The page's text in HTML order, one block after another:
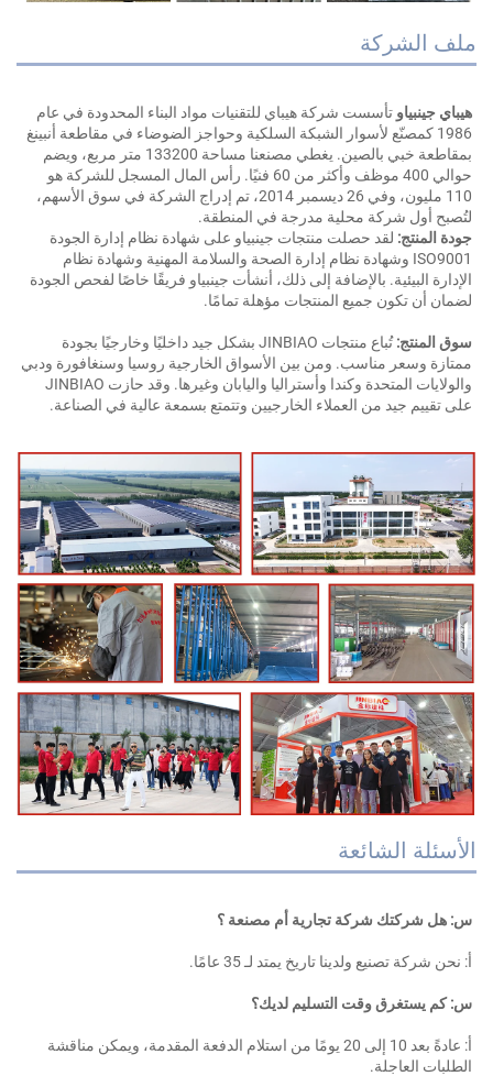
الشركة
جينبياو
1986 كمصنّع لأسوار الشبكة السلكية وحواجز الضوضاء في مقاطعة أنبينغ
بمقاطعة خبي بالصين. يغطي مصنعنا مساحة 133200 متر مربع، ويضم
حوالي 400 موظف وأكثر من 60 فنيًا. رأس المال المسجل للشركة هو
110 مليون، وفي 26 ديسمبر 2014، تم إدراج الشركة في سوق الأسهم،
أول شركة محلية مدرجة في المنطقة.
المنتج:
لقد حصلت منتجات جينبياو على شهادة نظام إدارة الجودة
ISO9001 وشهادة نظام إدارة الصحة والسلامة المهنية وشهادة نظام
الإدارة البيئية. بالإضافة إلى ذلك، أنشأت جينبياو فريقًا خاصًا لفحص الجودة
أن تكون جميع المنتجات مؤهلة تمامًا.
المنتج:
تُباع منتجات JINBIAO بشكل جيد داخليًا وخارجيًا بجودة
ممتازة وسعر مناسب. ومن بين الأسواق الخارجية روسيا وسنغافورة ودبي
والولايات المتحدة وكندا وأستراليا واليابان وغيرها. وقد حازت JINBIAO
تقييم جيد من العملاء الخارجيين وتتمتع بسمعة عالية في الصناعة.
الشائعة
هل شركتك شركة تجارية أم مصنعة ؟
نحن شركة تصنيع ولدينا تاريخ يمتد لـ 35 عامًا.
كم يستغرق وقت التسليم لديك؟
أ: عادةً بعد 10 إلى 20 يومًا من استلام الدفعة المقدمة، ويمكن مناقشة
العاجلة.